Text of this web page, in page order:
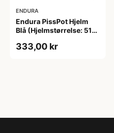
ENDURA
Endura PissPot Hjelm
Blå (Hjelmstørrelse: 51-
333,00 kr